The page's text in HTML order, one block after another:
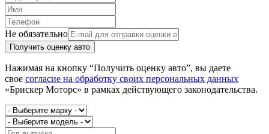
Не обязательно
Получить оценку авто
Нажимая на кнопку “Получить оценку авто”, вы даете
свое согласие на обработку своих персональных данных
«Брискер Моторс» в рамках действующего законодательства.